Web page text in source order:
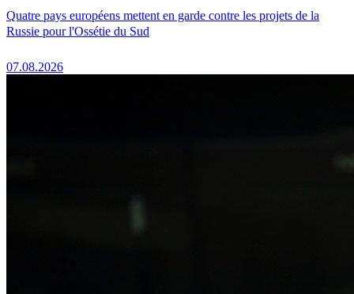
Quatre pays européens mettent en garde contre les projets de la
Russie pour l'Ossétie du Sud
07.08.2026